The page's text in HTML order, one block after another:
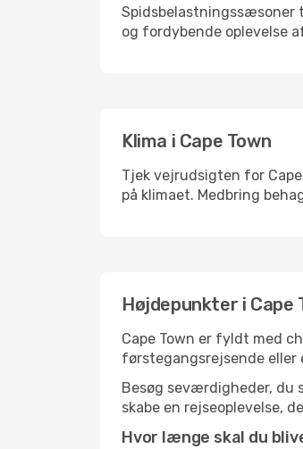
Spidsbelastningssæsoner
og fordybende oplevelse
Klima i Cape Town
Tjek vejrudsigten for
på klimaet. Medbring
Højdepunkter i Cape
Cape Town er fyldt med
førstegangsrejsende eller
Besøg seværdigheder, du
skabe en rejseoplevelse,
Hvor længe skal du